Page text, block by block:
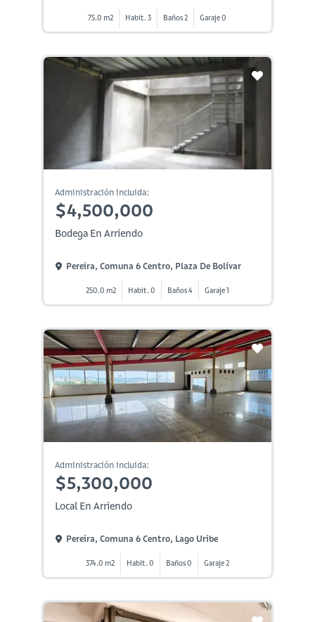
75.0 m2 Habit. 3 Baños 2 Garaje 0
Administración incluida:
$4,500,000
Bodega En Arriendo
Pereira, Comuna 6 Centro, Plaza De Bolívar
250.0 m2 Habit. 0 Baños 4 Garaje 1
Administración incluida:
$5,300,000
Local En Arriendo
Pereira, Comuna 6 Centro, Lago Uribe
374.0 m2 Habit. 0 Baños 0 Garaje 2